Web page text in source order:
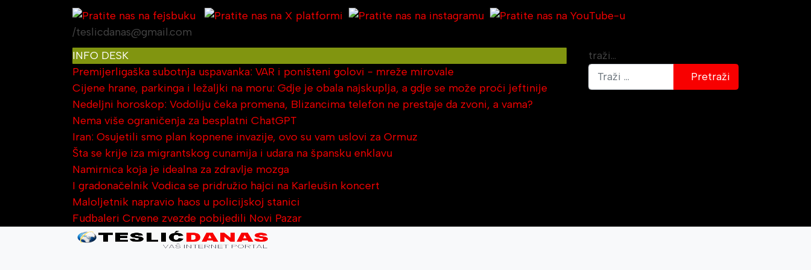
/teslicdanas@gmail.com
INFO DESK
Premijerligaška subotnja uspavanka: VAR i poništeni golovi - mreže mirovale
Cijene hrane, parkinga i ležaljki na moru: Gdje je obala najskuplja, a gdje se može proći jeftinije
Nedeljni horoskop: Vodoliju čeka promena, Blizancima telefon ne prestaje da zvoni, a vama?
Nema više ograničenja za besplatni ChatGPT
Iran: Osujetili smo plan kopnene invazije, ovo su vam uslovi za Ormuz
Šta se krije iza migrantskog cunamija i udara na špansku enklavu
Namirnica koja je idealna za zdravlje mozga
I gradonačelnik Vodica se pridružio hajci na Karleušin koncert
Maloljetnik napravio haos u policijskoj stanici
Fudbaleri Crvene zvezde pobijedili Novi Pazar
traži...
Pretraži